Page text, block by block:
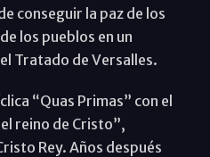
conseguir la paz de los
los pueblos en un
Tratado de Versalles.
“Quas Primas” con el
reino de Cristo”,
Rey. Años después